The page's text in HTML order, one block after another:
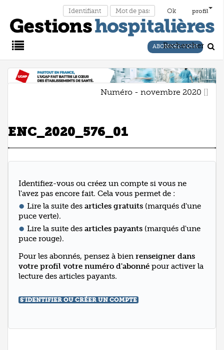
profil
Main
ABONNEZ-VOUS
Rechercher
Numéro - novembre 2020
ENC_2020_576_01
Identifiez-vous ou créez un compte si vous ne
l'avez pas encore fait. Cela vous permet de :
Lire la suite des articles gratuits (marqués d'une
puce verte).
Lire la suite des articles payants (marqués d'une
puce rouge).
Pour les abonnés, pensez à bien renseigner dans
votre profil votre numéro d'abonné pour activer la
lecture des articles payants.
S'IDENTIFIER OU CRÉER UN COMPTE